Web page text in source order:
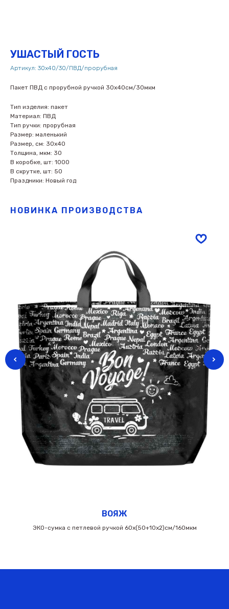
УШАСТЫЙ ГОСТЬ
Артикул: 30х40/30/ПВД/прорубная
Пакет ПВД с прорубной ручкой 30х40см/30мкм
Тип изделия: пакет
Материал: ПВД
Тип ручки: прорубная
Размер: маленький
Размер, см: 30х40
Толщина, мкм: 30
В коробке, шт: 1000
В скрутке, шт: 50
Праздники: Новый год
НОВИНКА ПРОИЗВОДСТВА
ВОЯЖ
ЭКО-сумка с петлевой ручкой 60х(50+10х2)см/160мкм